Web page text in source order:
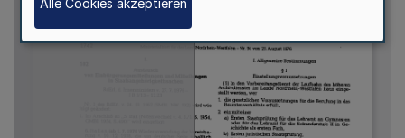
Alle Cookies akzeptieren